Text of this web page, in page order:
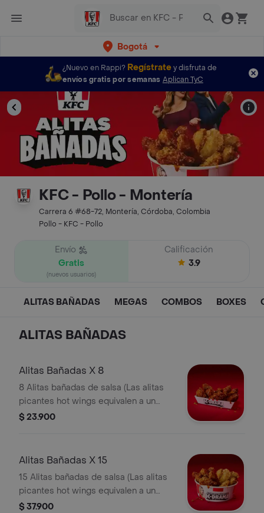
Bogotá
¿Nuevo en Rappi? Regístratey disfruta de
envíos gratis por semanas Aplican TyC
KFC - Pollo - Montería
Carrera 6 #68-72, Montería, Córdoba, Colombia
Pollo - KFC - Pollo
Envío
Gratis
(nuevos usuarios)
Calificación
3.9
ALITAS BAÑADAS MEGAS COMBOS BOXES
ALITAS BAÑADAS
Alitas Bañadas X 8
8 Alitas bañadas de salsa (Las alitas
picantes hot wings equivalen a un
trozo de ala)
$ 23.900
Alitas Bañadas X 15
15 Alitas bañadas de salsa (Las alitas
picantes hot wings equivalen a un
trozo de ala)
$ 37.900